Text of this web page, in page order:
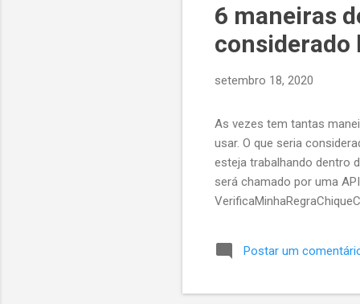
6 maneiras
considerado
setembro 18, 2020
As vezes tem tantas
usar. O que seria
esteja trabalhando dentro
será chamado por uma
e a api retornar Ok 200,
mensagem dizendo que
Postar um